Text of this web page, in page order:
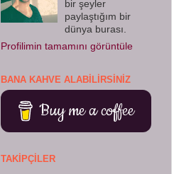
bir şeyler
paylaştığım bir
dünya burası.
Profilimin tamamını görüntüle
BANA KAHVE ALABILIRSINIZ
Buy me a coffee
TAKIPÇILER